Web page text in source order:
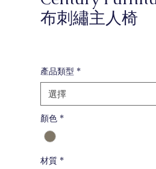
布刺繡主人椅
產品類型 *
選擇
顏色 *
材質 *